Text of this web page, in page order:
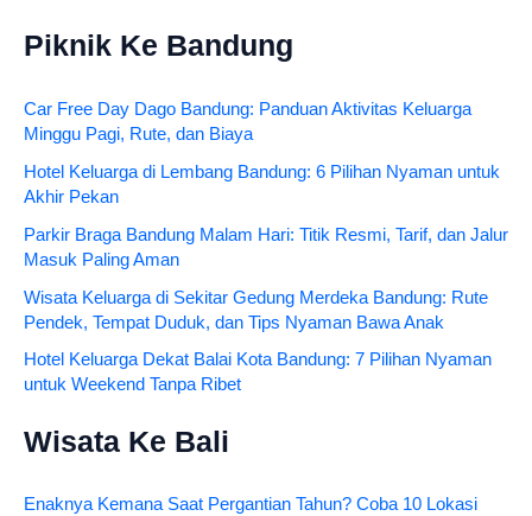
Piknik Ke Bandung
Car Free Day Dago Bandung: Panduan Aktivitas Keluarga
Minggu Pagi, Rute, dan Biaya
Hotel Keluarga di Lembang Bandung: 6 Pilihan Nyaman untuk
Akhir Pekan
Parkir Braga Bandung Malam Hari: Titik Resmi, Tarif, dan Jalur
Masuk Paling Aman
Wisata Keluarga di Sekitar Gedung Merdeka Bandung: Rute
Pendek, Tempat Duduk, dan Tips Nyaman Bawa Anak
Hotel Keluarga Dekat Balai Kota Bandung: 7 Pilihan Nyaman
untuk Weekend Tanpa Ribet
Wisata Ke Bali
Enaknya Kemana Saat Pergantian Tahun? Coba 10 Lokasi